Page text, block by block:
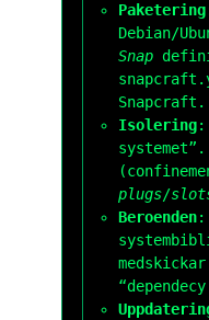
Paketering
Debian/
Snap
Snapcraft.
Isolering:
systemet”.
plugs/
Beroenden: